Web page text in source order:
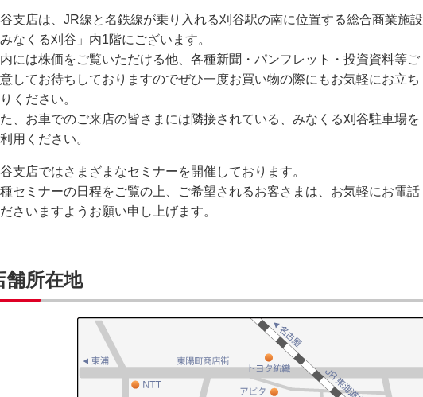
支店は、JR線と名鉄線が乗り入れる刈谷駅の南に位置する総合商業施設
なくる刈谷」内1階にございます。
には株価をご覧いただける他、各種新聞・パンフレット・投資資料等ご
してお待ちしておりますのでぜひ一度お買い物の際にもお気軽にお立ち
ください。
、お車でのご来店の皆さまには隣接されている、みなくる刈谷駐車場を
用ください。
支店ではさまざまなセミナーを開催しております。
セミナーの日程をご覧の上、ご希望されるお客さまは、お気軽にお電話
さいますようお願い申し上げます。
舗所在地